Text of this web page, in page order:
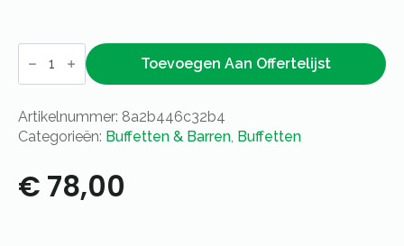
Buffettafel
steigerhout
aantal
Toevoegen Aan Offertelijst
Artikelnummer: 8a2b446c32b4
Categorieën: Buffetten & Barren, Buffetten
€ 78,00